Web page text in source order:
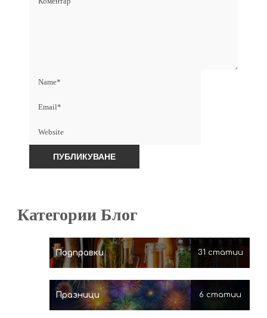
Категории Блог
Подправки 31 статии
Празници 6 статии